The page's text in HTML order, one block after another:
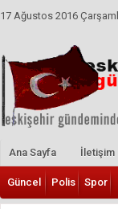
17 Ağustos 2016
Ana Sayfa İletişim
Güncel Polis Spor